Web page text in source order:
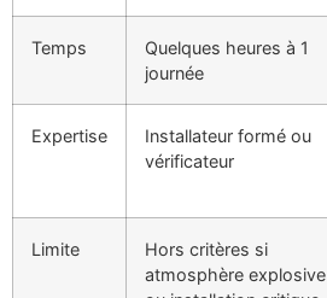
Temps
Quelques heures à 1
journée
Expertise
Installateur formé ou
vérificateur
Limite
Hors critères si
atmosphère explosive